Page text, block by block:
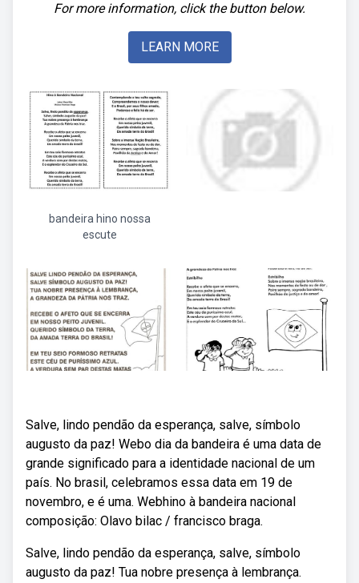
For more information, click the button below.
LEARN MORE
bandeira hino nossa
escute
Salve, lindo pendão da esperança, salve, símbolo
augusto da paz! Webo dia da bandeira é uma data de
grande significado para a identidade nacional de um
país. No brasil, celebramos essa data em 19 de
novembro, e é uma. Webhino à bandeira nacional
composição: Olavo bilac / francisco braga.
Salve, lindo pendão da esperança, salve, símbolo
augusto da paz! Tua nobre presença à lembrança.